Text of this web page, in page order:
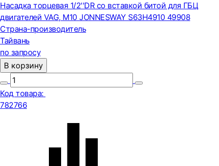
Насадка торцевая 1/2''DR со вставкой битой для ГБЦ
двигателей VAG, М10 JONNESWAY S63H4910 49908
Страна-производитель
Тайвань
по запросу
В корзину
Код товара:
782766